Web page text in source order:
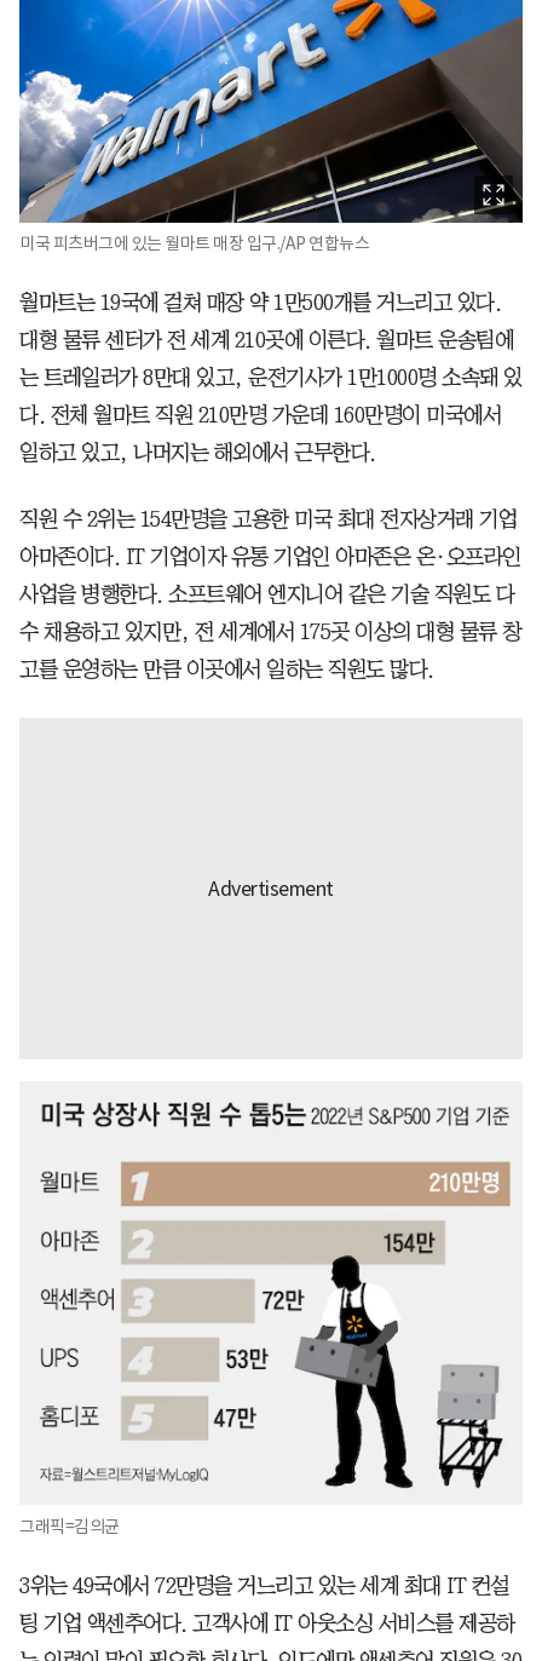
미국 피츠버그에 있는 월마트 매장 입구./AP 연합뉴스
월마트는 19국에 걸쳐 매장 약 1만500개를 거느리고 있다.
대형 물류 센터가 전 세계 210곳에 이른다. 월마트 운송팀에
는 트레일러가 8만대 있고, 운전기사가 1만1000명 소속돼 있
다. 전체 월마트 직원 210만명 가운데 160만명이 미국에서
일하고 있고, 나머지는 해외에서 근무한다.
직원 수 2위는 154만명을 고용한 미국 최대 전자상거래 기업
아마존이다. IT 기업이자 유통 기업인 아마존은 온·오프라인
사업을 병행한다. 소프트웨어 엔지니어 같은 기술 직원도 다
수 채용하고 있지만, 전 세계에서 175곳 이상의 대형 물류 창
고를 운영하는 만큼 이곳에서 일하는 직원도 많다.
그래픽=김의균
3위는 49국에서 72만명을 거느리고 있는 세계 최대 IT 컨설
팅 기업 액센추어다. 고객사에 IT 아웃소싱 서비스를 제공하